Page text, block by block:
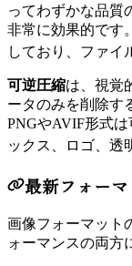
ってわずかな品質
非常に効果的です
しており、ファイ
可逆圧縮は、視覚
ータのみを削除す
PNGやAVIF形式
ックス、ロゴ、透
最新フォー
画像フォーマット
ォーマンスの両方